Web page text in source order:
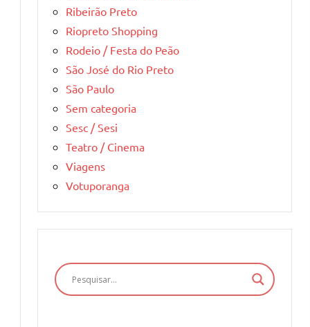
Ribeirão Preto
Riopreto Shopping
Rodeio / Festa do Peão
São José do Rio Preto
São Paulo
Sem categoria
Sesc / Sesi
Teatro / Cinema
Viagens
Votuporanga